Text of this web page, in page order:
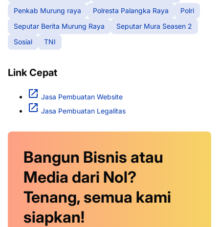
Penkab Murung raya
Polresta Palangka Raya
Polri
Seputar Berita Murung Raya
Seputar Mura Seasen 2
Sosial
TNI
Link Cepat
Jasa Pembuatan Website
Jasa Pembuatan Legalitas
Bangun Bisnis atau
Media dari Nol?
Tenang, semua kami
siapkan!